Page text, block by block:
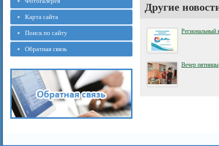
Карта сайта
Поиск по сайту
Обратная связь
Другие
Региональный
Вечер пятницы